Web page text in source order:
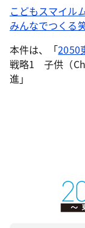
こどもスマイル
みんなでつくる
本件は、「2050
戦略1 子供（
進」